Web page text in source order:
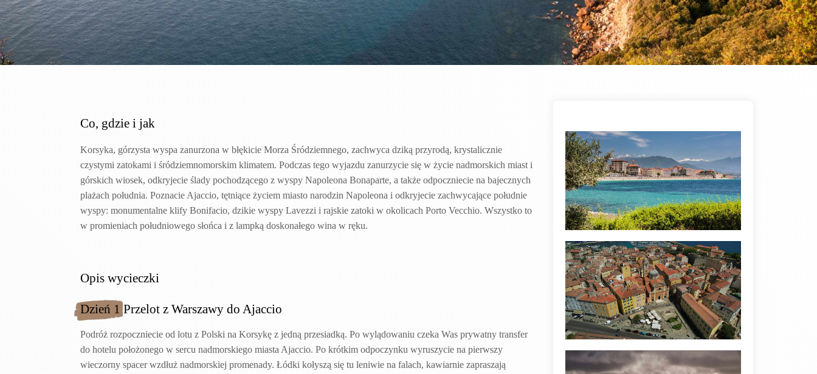
Co, gdzie i jak
Korsyka, górzysta wyspa zanurzona w błękicie Morza Śródziemnego, zachwyca dziką przyrodą, krystalicznie
czystymi zatokami i śródziemnomorskim klimatem. Podczas tego wyjazdu zanurzycie się w życie nadmorskich miast i
górskich wiosek, odkryjecie ślady pochodzącego z wyspy Napoleona Bonaparte, a także odpoczniecie na bajecznych
plażach południa. Poznacie Ajaccio, tętniące życiem miasto narodzin Napoleona i odkryjecie zachwycające południe
wyspy: monumentalne klify Bonifacio, dzikie wyspy Lavezzi i rajskie zatoki w okolicach Porto Vecchio. Wszystko to
w promieniach południowego słońca i z lampką doskonałego wina w ręku.
Opis wycieczki
Dzień 1 Przelot z Warszawy do Ajaccio
Podróż rozpoczniecie od lotu z Polski na Korsykę z jedną przesiadką. Po wylądowaniu czeka Was prywatny transfer
do hotelu położonego w sercu nadmorskiego miasta Ajaccio. Po krótkim odpoczynku wyruszycie na pierwszy
wieczorny spacer wzdłuż nadmorskiej promenady. Łódki kołyszą się tu leniwie na falach, kawiarnie zapraszają